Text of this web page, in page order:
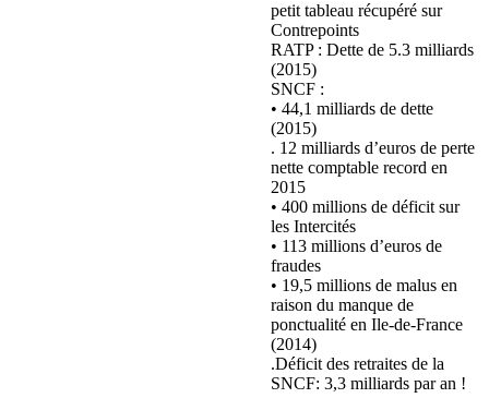
petit tableau récupéré sur
Contrepoints
RATP : Dette de 5.3 milliards
(2015)
SNCF :
• 44,1 milliards de dette
(2015)
. 12 milliards d’euros de perte
nette comptable record en
2015
• 400 millions de déficit sur
les Intercités
• 113 millions d’euros de
fraudes
• 19,5 millions de malus en
raison du manque de
ponctualité en Ile-de-France
(2014)
.Déficit des retraites de la
SNCF: 3,3 milliards par an !